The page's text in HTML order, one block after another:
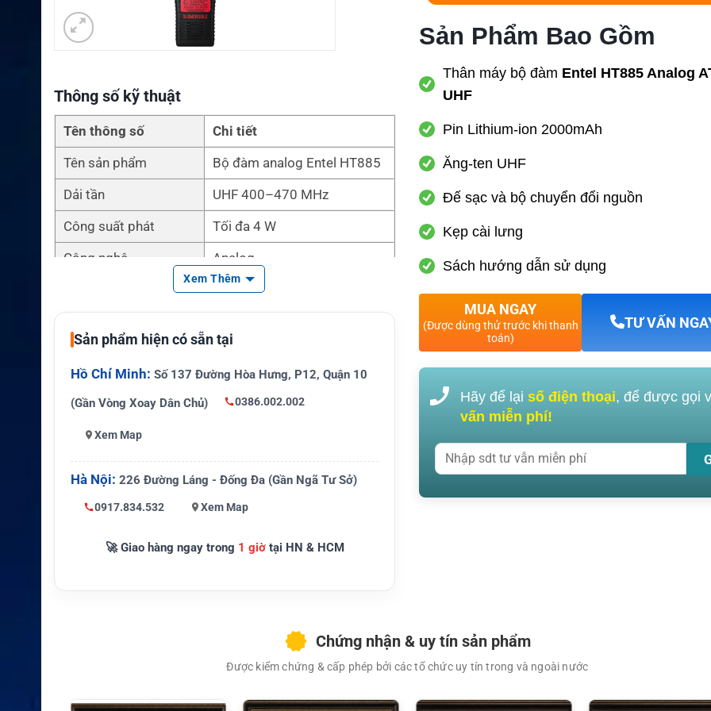
Thông số kỹ thuật
Tên thông số
Chi tiết
Tên sản phẩm
Bộ đàm analog Entel HT885
Dải tần
UHF 400–470 MHz
Công suất phát
Tối đa 4 W
Công nghệ
Analog
255 kênh lập trình
Giao diện
m
Pin
Li-ion 7,4 V, dung lượng 1.800
Kích thước và trọng lư
ợng
130 × 59,5 × 37 mm; khoảng
277 g
Xem Thêm
Sản phẩm hiện có sẵn tại
Hồ Chí Minh: Số 137 Đường Hòa Hưng, P12, Quận 10
(Gần Vòng Xoay Dân Chủ)
0386.002.002
Xem Map
Hà Nội: 226 Đường Láng - Đống Đa (Gần Ngã Tư Sở)
0917.834.532 Xem Map
🚀 Giao hàng ngay trong 1 giờtại HN & HCM
Sản Phẩm Bao Gồm
Thân máy bộ đàm Entel HT885 Analog
UHF
Pin Lithium-ion 2000mAh
Ăng-ten UHF
Đế sạc và bộ chuyển đổi nguồn
Kẹp cài lưng
Sách hướng dẫn sử dụng
MUA NGAY
(Được dùng thử trước khi thanh
toán)
TƯ VẤN
Hãy để lạisố điện thoại, để được gọi
vấn miễn phí!
Chứng nhận & uy tín sản phẩm
Được kiểm chứng & cấp phép bởi các tổ chức uy tín trong và ngoài nước